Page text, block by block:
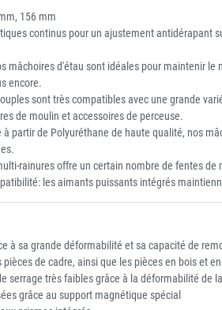
156 mm
continus pour un ajustement antidérapant
mâchoires d'étau sont idéales pour maintenir
encore.
sont très compatibles avec une grande
de moulin et accessoires de perceuse.
partir de Polyuréthane de haute qualité, nos
rainures offre un certain nombre de fentes
les aimants puissants intégrés
à sa grande déformabilité et sa capacité de
de cadre, ainsi que les pièces en bois et
serrage très faibles grâce à la déformabilité de
grâce au support magnétique spécial